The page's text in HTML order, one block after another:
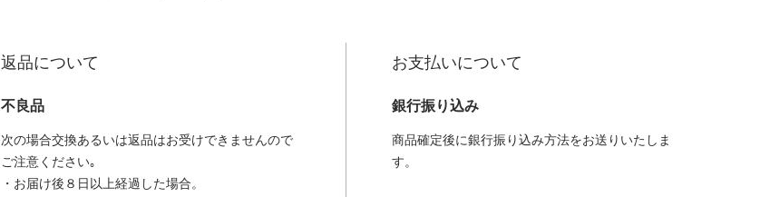
返品について
不良品
次の場合交換あるいは返品はお受けできませんので
ご注意ください｡
・お届け後８日以上経過した場合。
お支払いについて
銀行振り込み
商品確定後に銀行振り込み方法をお送りいたしま
す。